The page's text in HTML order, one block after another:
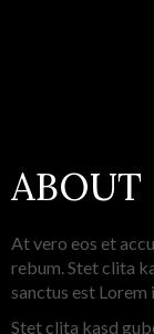
ABOUT
At vero eos et
rebum. Stet clita
sanctus est
Stet clita kasd